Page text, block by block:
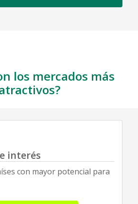
los mercados más
interés
con mayor potencial para